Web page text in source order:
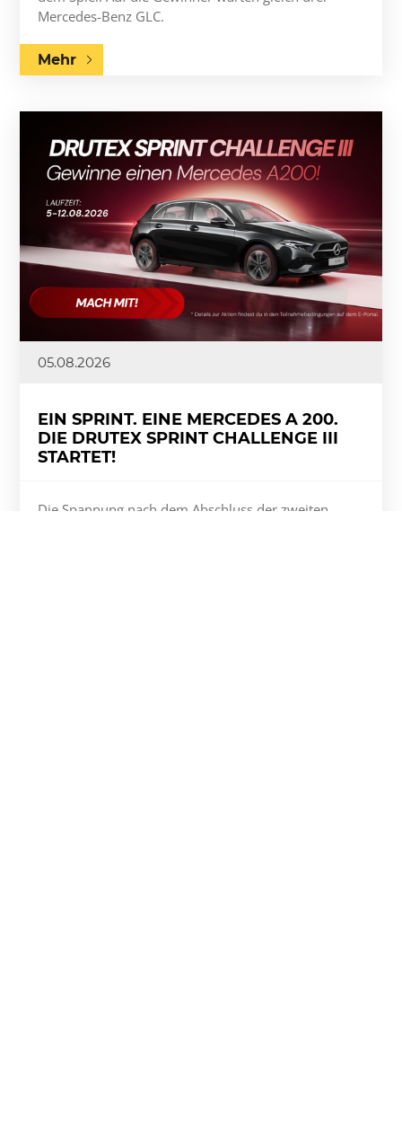
Mercedes-Benz GLC.
Mehr
05.08.2026
EIN SPRINT. EINE MERCEDES A 200.
DIE DRUTEX SPRINT CHALLENGE III
STARTET!
Die Spannung nach dem Abschluss der zweiten